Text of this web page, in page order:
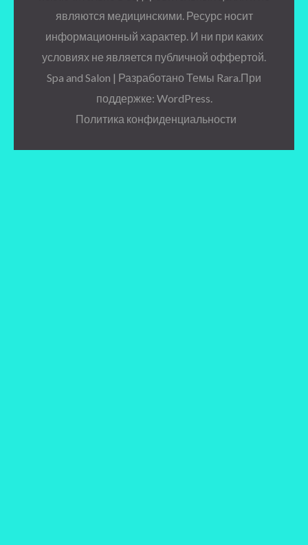
являются медицинскими. Ресурс носит
информационный характер. И ни при каких
условиях не является публичной оффертой.
Spa and Salon | Разработано Темы Rara.При
поддержке: WordPress.
Политика конфиденциальности